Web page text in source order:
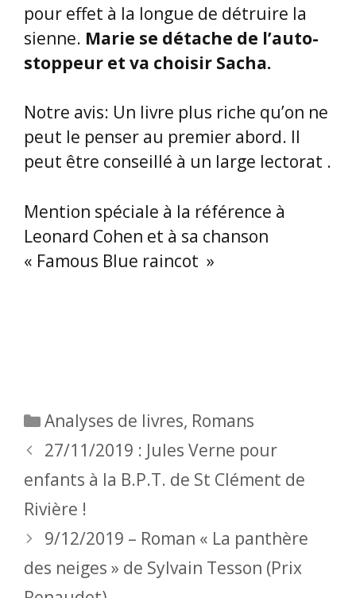
pour effet à la longue de détruire la
sienne. Marie se détache de l’auto-
stoppeur et va choisir Sacha.
Notre avis: Un livre plus riche qu’on ne
peut le penser au premier abord. Il
peut être conseillé à un large lectorat .
Mention spéciale à la référence à
Leonard Cohen et à sa chanson
« Famous Blue raincot »
Catégories
Analyses de livres, Romans
27/11/2019 : Jules Verne pour
enfants à la B.P.T. de St Clément de
Rivière !
9/12/2019 – Roman « La panthère
des neiges » de Sylvain Tesson (Prix